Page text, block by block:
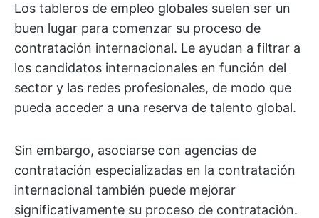
Los tableros de empleo globales suelen ser un
buen lugar para comenzar su proceso de
contratación internacional. Le ayudan a filtrar a
los candidatos internacionales en función del
sector y las redes profesionales, de modo que
pueda acceder a una reserva de talento global.
Sin embargo, asociarse con agencias de
contratación especializadas en la contratación
internacional también puede mejorar
significativamente su proceso de contratación.